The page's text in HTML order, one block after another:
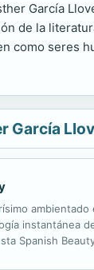
García
de la
como seres
García
instantánea
Spanish